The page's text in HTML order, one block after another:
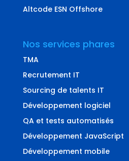
Altcode ESN Offshore
Nos services phares
TMA
Recrutement IT
Sourcing de talents IT
Développement logiciel
QA et tests automatisés
Développement JavaScript
Développement mobile